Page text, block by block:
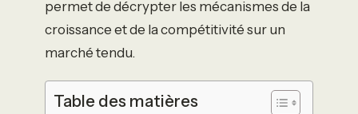
permet de décrypter les mécanismes de la
croissance et de la compétitivité sur un
marché tendu.
Table des matières